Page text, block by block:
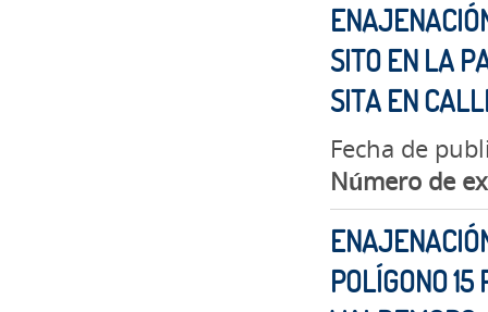
SITO EN LA
SITA EN
Fecha de
Número de
POLÍGONO